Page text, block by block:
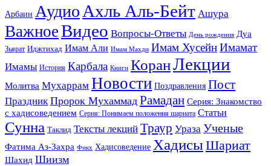
Арбаин Аудио Ахль Аль-Бейт Ашура
ВажноеВидео Вопросы-Ответы День рождения Дуа
Зьярат Иджтихад Имам Али Имам Махди Имам ХусейнИмамат
Имамы История Карбала Книги КоранЛекции
Молитва Мухаррам Новости Поздравления Пост
Праздник Пророк Мухаммад Рамадан Серия: Знакомство
с хадисоведением Серия: Понимаем положения шариата Статьи
Сунна Таклид Тексты лекций Траур Ураза Ученые
Фатима Аз-Захра Фикх Хадисоведение ХадисыШариат
Шахид Шиизм